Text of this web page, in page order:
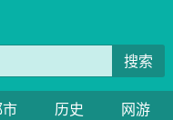
搜索
历史
网游